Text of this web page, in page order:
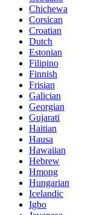
Chichewa
Corsican
Croatian
Dutch
Estonian
Filipino
Finnish
Frisian
Galician
Georgian
Gujarati
Haitian
Hausa
Hawaiian
Hebrew
Hmong
Hungarian
Icelandic
Igbo